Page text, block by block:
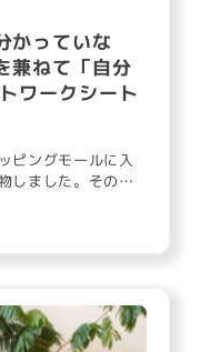
かっていな
兼ねて「自分
ワークシート
ピングモールに入
しました。その中